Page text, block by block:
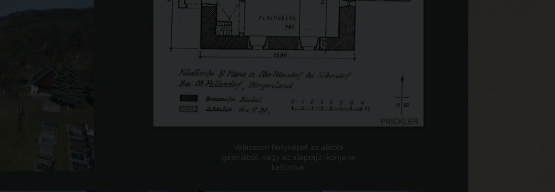
Válasszon fényképet az alábbi
galériából, vagy az alaprajz ikonjaira
kattintva.